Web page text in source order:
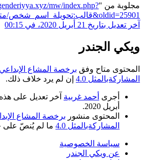
مجلوبة من "mw/index.php?
title=قالب:تحويلة_اسم_شخص/متن&oldid=25901
آخر تعديل بتاريخ 21 أبريل 2020، في 00:15
ويكي الجندر
المحتوى متاح وفق برخصة المشاع
المشاركةبالمثل 4.0
إن لم يرد خلاف ذلك.
أجرى أحمد غربية
أبريل 2020.
المحتوى منشور برخصة المشاع
المشاركةبالمثل 4.0
ما لم يُنصّ على
سياسة الخصوصية
عن ويكي الجندر